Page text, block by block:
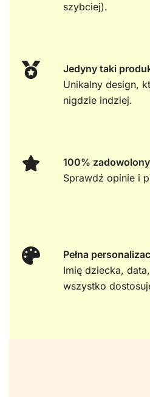
szybciej).
Jedyny taki
Unikalny design,
nigdzie indziej.
100%
Sprawdź opinie i
Pełna
Imię dziecka,
wszystko